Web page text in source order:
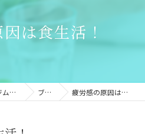
は食生活！
東京都墨田区のパーソナルジムならN-sports ブログ 疲労感の原因は食生活！